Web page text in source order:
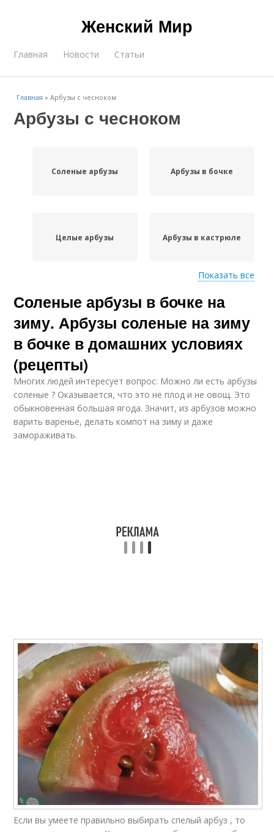
Женский Мир
Главная Новости Статьи
Главная »Арбузы с чесноком
Арбузы с чесноком
Соленые арбузы Арбузы в бочке
Целые арбузы Арбузы в кастрюле
Бочковые арбузы Квашеный арбуз
Арбуз на зиму
Арбуз в бочке
Компот из арбуза Заготовки из арбуза
Арбузы с аспирином
Консервированные
арбузы
Показать все
Соленые арбузы в бочке на
зиму. Арбузы соленые на зиму
в бочке в домашних условиях
(рецепты)
Многих людей интересует вопрос: Можно ли есть арбузы
соленые ? Оказывается, что это не плод и не овощ. Это
обыкновенная большая ягода. Значит, из арбузов можно
варить варенье, делать компот на зиму и даже
замораживать.
Если вы умеете правильно выбирать спелый арбуз , то